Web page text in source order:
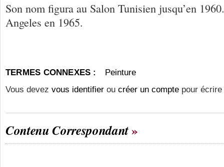
Son nom figura au Salon Tunisien jusqu’en
Angeles en 1965.
TERMES CONNEXES :
Peinture
Vous devez vous identifier ou créer un compte pour
Contenu Correspondant